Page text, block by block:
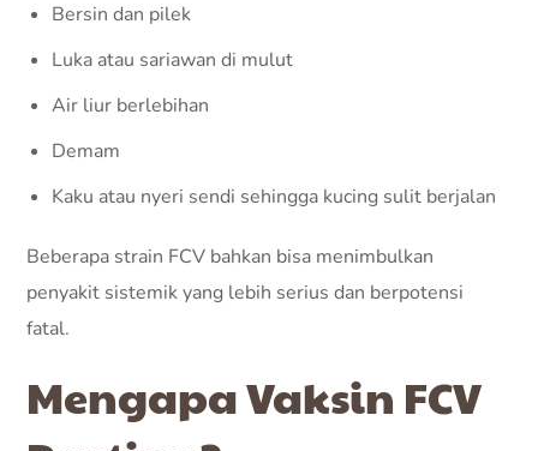
Bersin dan pilek
Luka atau sariawan di mulut
Air liur berlebihan
Demam
Kaku atau nyeri sendi sehingga kucing sulit berjalan
Beberapa strain FCV bahkan bisa menimbulkan
penyakit sistemik yang lebih serius dan berpotensi
fatal.
Mengapa Vaksin FCV